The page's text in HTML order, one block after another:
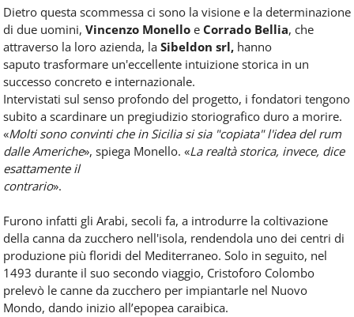
Dietro questa scommessa ci sono la visione e la determinazione
di due uomini, Vincenzo Monello e Corrado Bellia, che
attraverso la loro azienda, la Sibeldon srl, hanno
saputo trasformare un'eccellente intuizione storica in un
successo concreto e internazionale.
Intervistati sul senso profondo del progetto, i fondatori tengono
subito a scardinare un pregiudizio storiografico duro a morire.
«Molti sono convinti che in Sicilia si sia "copiata" l'idea del rum
dalle Americhe», spiega Monello. «La realtà storica, invece, dice
esattamente il
contrario».
Furono infatti gli Arabi, secoli fa, a introdurre la coltivazione
della canna da zucchero nell'isola, rendendola uno dei centri di
produzione più floridi del Mediterraneo. Solo in seguito, nel
1493 durante il suo secondo viaggio, Cristoforo Colombo
prelevò le canne da zucchero per impiantarle nel Nuovo
Mondo, dando inizio all’epopea caraibica.